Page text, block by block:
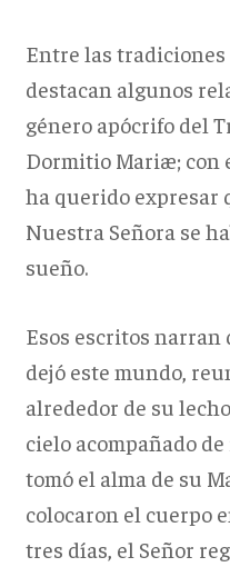
Entre las tradiciones
destacan algunos
género apócrifo del
Dormitio Mariæ; con
ha querido expresar
Nuestra Señora se
sueño.
Esos escritos narran
dejó este mundo,
alrededor de su
cielo acompañado
tomó el alma de su
colocaron el cuerpo
tres días, el Señor